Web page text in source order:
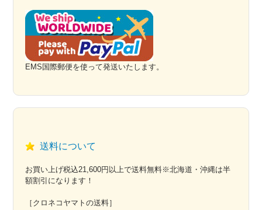
EMS国際郵便を使って発送いたします。
送料について
お買い上げ税込21,600円以上で送料無料※北海道・沖縄は半
額割引になります！
［クロネコヤマトの送料］